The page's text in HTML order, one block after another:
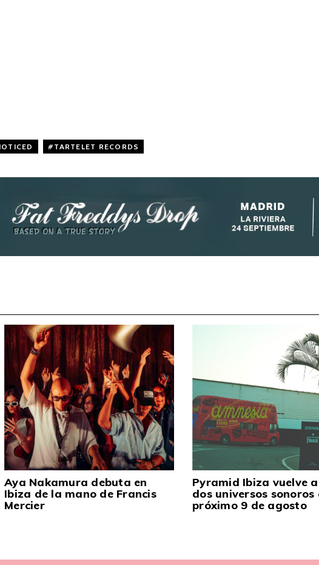
TARTELET RECORDS
Aya Nakamura debuta en
Ibiza de la mano de Francis
Mercier
Pyramid Ibiza vuelve
dos universos sonoros
próximo 9 de agosto